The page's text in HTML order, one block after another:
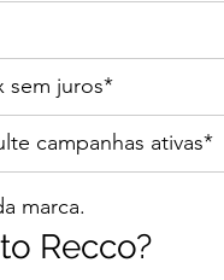
sem juros*
campanhas ativas*
marca.
Recco?